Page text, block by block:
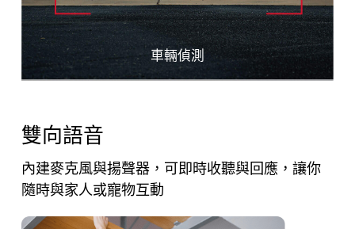
貓叫聲
車輛偵測
貓叫聲
車輛偵測
雙向語音
內建麥克風與揚聲器，可即時收聽與回應，讓你
隨時與家人或寵物互動